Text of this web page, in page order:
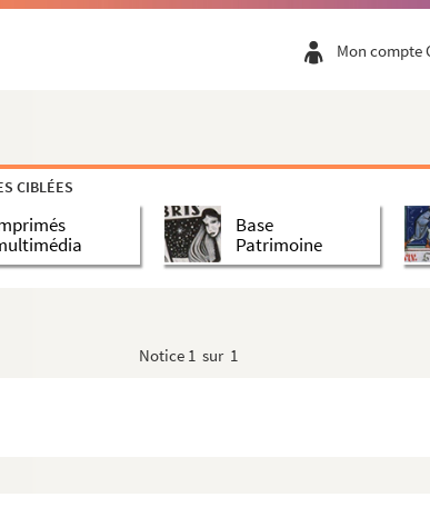
Mon compte
CIBLÉES
Base
Patrimoine
Notice 1 sur 1